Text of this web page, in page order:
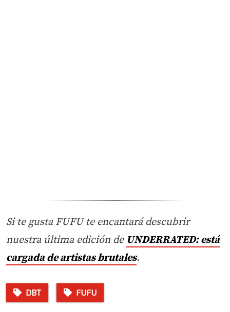
Si te gusta FUFU te encantará descubrir
nuestra última edición de UNDERRATED: está
cargada de artistas brutales.
DBT FUFU